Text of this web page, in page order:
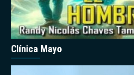
Clínica Mayo